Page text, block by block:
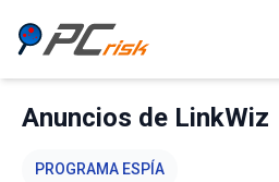
Anuncios de LinkWiz
PROGRAMA ESPÍA